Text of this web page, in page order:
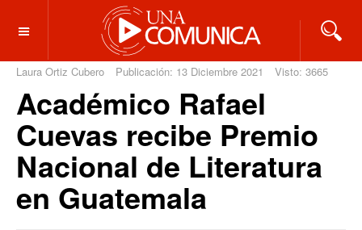
OFF CANVAS
Laura Ortiz Cubero Publicación: 13 Diciembre 2021 Visto: 3665
Académico Rafael
Cuevas recibe Premio
Nacional de Literatura
en Guatemala